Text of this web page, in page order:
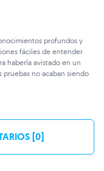
profundos y
fáciles de entender
haberla avistado en un
pruebas no acaban siendo
[0]